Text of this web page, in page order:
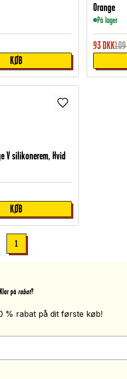
KØB
Orange
På lager
93 DKK109
V silikonerem, Hvid
KØB
1
Klar på rabat?
% rabat på dit første køb!